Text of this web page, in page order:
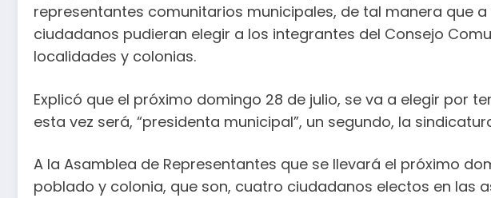
representantes comunitarios municipales, de tal manera que
ciudadanos pudieran elegir a los integrantes del Consejo
localidades y colonias.
Explicó que el próximo domingo 28 de julio, se va a elegir por
esta vez será, “presidenta municipal”, un segundo, la
A la Asamblea de Representantes que se llevará el próximo
poblado y colonia, que son, cuatro ciudadanos electos en las